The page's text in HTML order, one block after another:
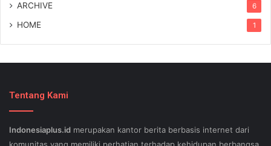
ARCHIVE 6
HOME 1
Tentang Kami
Indonesiaplus.id merupakan kantor berita berbasis internet dari